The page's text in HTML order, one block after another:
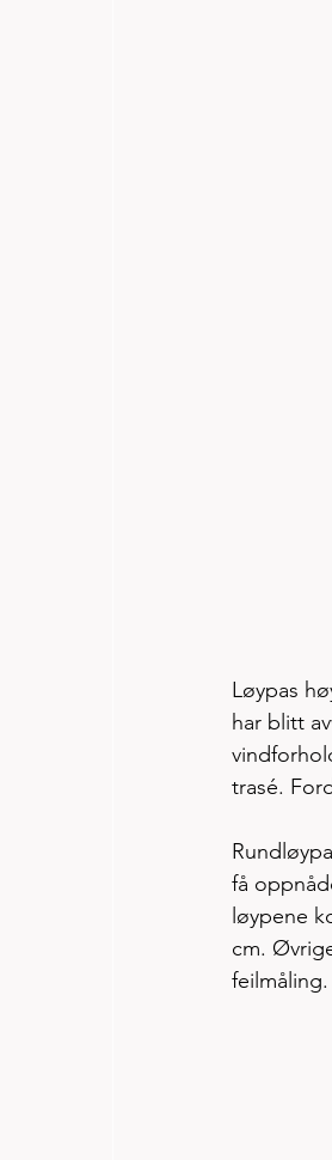
Løypas
har blitt
trasé.
få
løypene
cm.
feilmåling.